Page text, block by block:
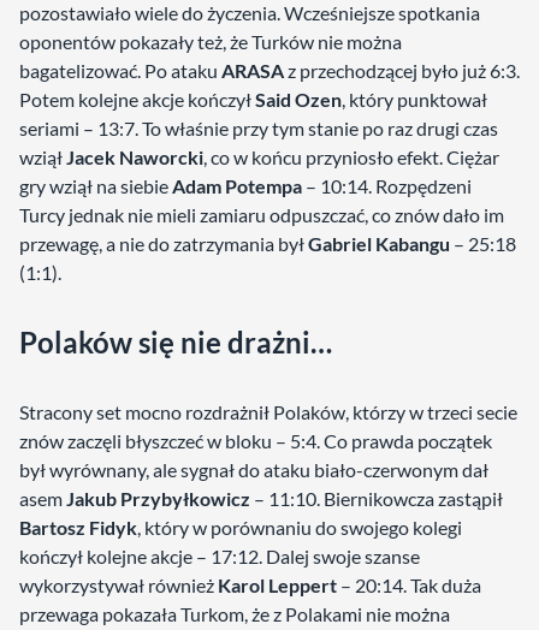
pozostawiało wiele do życzenia. Wcześniejsze spotkania
oponentów pokazały też, że Turków nie można
bagatelizować. Po ataku ARASAz przechodzącej było już 6:3.
Potem kolejne akcje kończyłSaid Ozen, który punktował
seriami – 13:7. To właśnie przy tym stanie po raz drugi czas
wziąłJacek Naworcki, co w końcu przyniosło efekt. Ciężar
gry wziął na siebieAdam Potempa – 10:14. Rozpędzeni
Turcy jednak nie mieli zamiaru odpuszczać, co znów dało im
przewagę, a nie do zatrzymania byłGabriel Kabangu – 25:18
(1:1).
Polaków się nie drażni…
Stracony set mocno rozdrażnił Polaków, którzy w trzeci secie
znów zaczęli błyszczeć w bloku – 5:4. Co prawda początek
był wyrównany, ale sygnał do ataku biało-czerwonym dał
asemJakub Przybyłkowicz – 11:10. Biernikowcza zastąpił
Bartosz Fidyk, który w porównaniu do swojego kolegi
kończył kolejne akcje – 17:12. Dalej swoje szanse
wykorzystywał również Karol Leppert – 20:14. Tak duża
przewaga pokazała Turkom, że z Polakami nie można